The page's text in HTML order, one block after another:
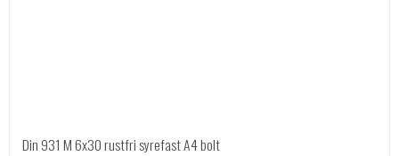
Din 931 M 6x30 rustfri syrefast A4 bolt